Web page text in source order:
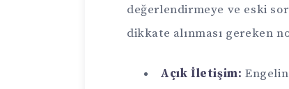
değerlendirmeye ve eski
dikkate alınması gereken
Açık İletişim: